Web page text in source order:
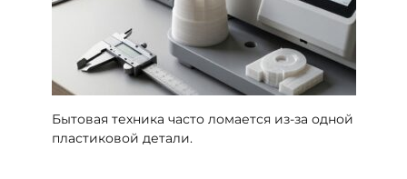
Бытовая техника часто ломается из-за одной
пластиковой детали.